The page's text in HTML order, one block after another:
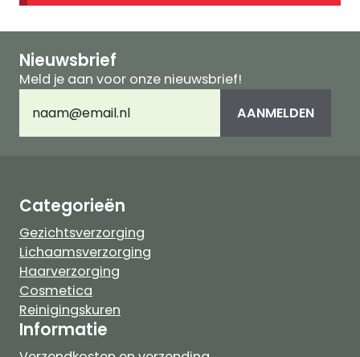
Nieuwsbrief
Meld je aan voor onze nieuwsbrief!
mailadres(Vereist) AANMELDEN
Categorieën
Gezichtsverzorging
Lichaamsverzorging
Haarverzorging
Cosmetica
Reinigingskuren
Informatie